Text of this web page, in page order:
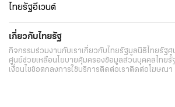
ไทยรัฐอีเวนต์
เกี่ยวกับไทยรัฐ
กิจกรรมร่วมงานกับเราเกี่ยวกับไทยรัฐมูลนิธิไทยรัฐศู
ศูนย์ช่วยเหลือนโยบายคุ้มครองข้อมูลส่วนบุคคลไทยรั
เงื่อนไขข้อตกลงการใช้บริการติดต่อเราติดต่อโฆษณา